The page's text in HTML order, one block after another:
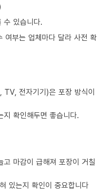
수 있습니다.
여부는 업체마다 달라 사전 확
TV, 전자기기)은 포장 방식이
지 확인해두면 좋습니다.
마감이 급해져 포장이 거칠
있는지 확인이 중요합니다